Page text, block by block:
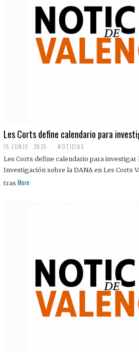
Les Corts define calendario para
15 JUNIO, 2025 NOTICIAS
Les Corts define calendario para investigar
Investigación sobre la DANA en Les Corts
tras More